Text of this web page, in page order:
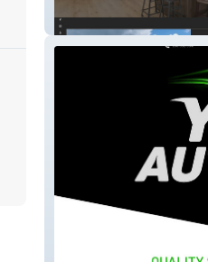
Kodiak Painting